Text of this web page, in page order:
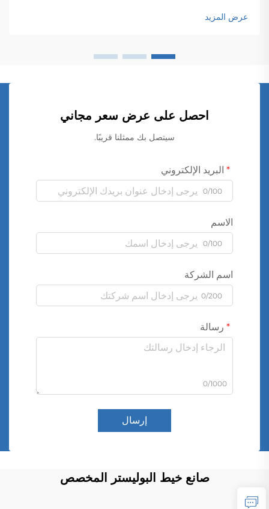
عرض المزيد
احصل على عرض سعر مجاني
سيتصل بك ممثلنا قريبًا.
البريد الإلكتروني
0/100
الاسم
0/100
اسم الشركة
0/200
رسالة
0/1000
إرسال
صانع خيط البوليستر المخصص